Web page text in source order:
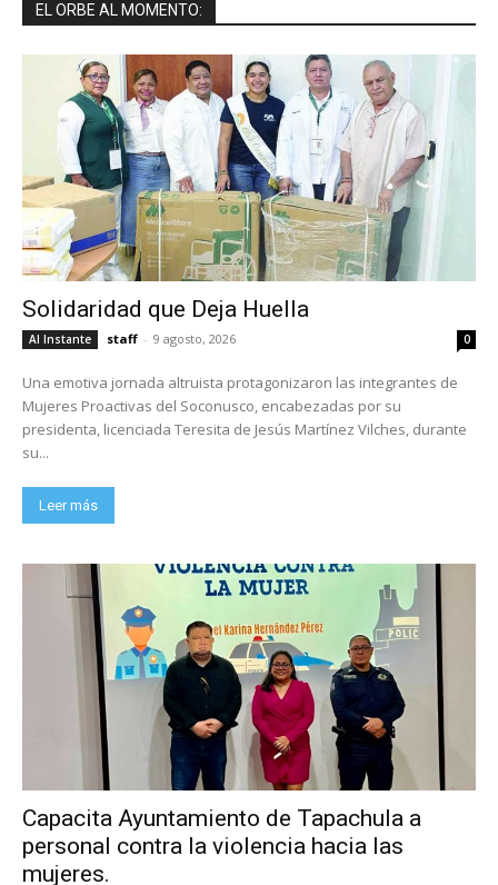
EL ORBE AL MOMENTO:
Solidaridad que Deja Huella
Al Instante staff - 9 agosto, 2026 0
Una emotiva jornada altruista protagonizaron las integrantes de
Mujeres Proactivas del Soconusco, encabezadas por su
presidenta, licenciada Teresita de Jesús Martínez Vilches, durante
su...
Leer más
Capacita Ayuntamiento de Tapachula a
personal contra la violencia hacia las
mujeres.